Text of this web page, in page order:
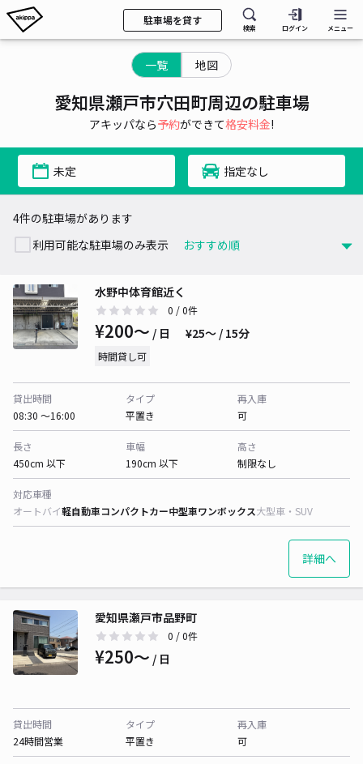
駐車場を貸す
検索 ログイン メニュー
一覧 地図
愛知県瀬戸市穴田町周辺の駐車場
アキッパなら予約ができて格安料金!
未定 指定なし
4件の駐車場があります
利用可能な駐車場のみ表示
水野中体育館近く
0 / 0件
¥200〜 / 日 ¥25〜 / 15分
時間貸し可
貸出時間
08:30 〜16:00
タイプ
平置き
再入庫
可
長さ
450cm 以下
車幅
190cm 以下
高さ
制限なし
対応車種
オートバイ軽自動車コンパクトカー中型車ワンボックス大型車・SUV
詳細へ
愛知県瀬戸市品野町
0 / 0件
¥250〜 / 日
貸出時間
24時間営業
タイプ
平置き
再入庫
可